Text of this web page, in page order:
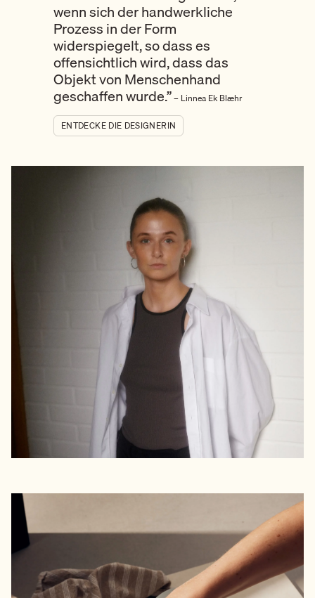
wenn sich der handwerkliche
Prozess in der Form
widerspiegelt, so dass es
offensichtlich wird, dass das
Objekt von Menschenhand
geschaffen wurde.”– Linnea Ek Blæhr
ENTDECKE DIE DESIGNERIN